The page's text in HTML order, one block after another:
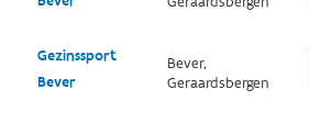
Gezinssport
Bever
Bever,
Geraardsbergen